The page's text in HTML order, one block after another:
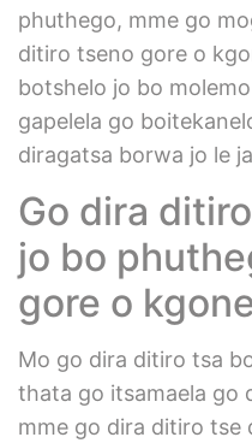
phuthego, mme go
ditiro tseno gore o
botshelo jo bo
gapelela go
diragatsa borwa jo le
Go dira
jo bo
gore o
Mo go dira ditiro tsa
thata go itsamaela go
mme go dira ditiro tse